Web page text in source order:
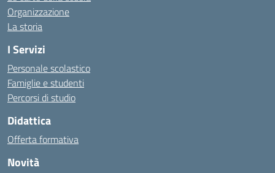
Organizzazione
La storia
I Servizi
Personale scolastico
Famiglie e studenti
Percorsi di studio
Didattica
Offerta formativa
Novità